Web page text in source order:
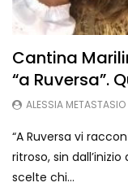
Cantina
“a Ruversa”.
ALESSIA METASTASIO
“A Ruversa vi
ritroso, sin
scelte chi...